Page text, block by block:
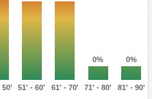
0% 0%
50' 51' - 60' 61' - 70' 71' - 80' 81' - 90'